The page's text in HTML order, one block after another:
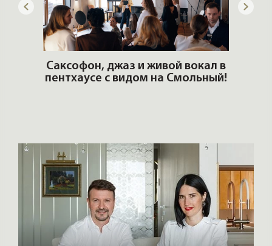
Саксофон, джаз и живой вокал в
пентхаусе с видом на Смольный!